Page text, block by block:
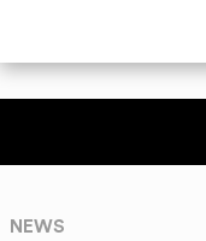
NEWS